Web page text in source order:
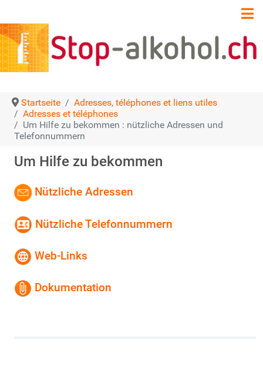
Startseite
Adresses, téléphones et liens utiles
Adresses et téléphones
Um Hilfe zu bekommen : nützliche Adressen und
Telefonnummern
Um Hilfe zu bekommen
Nützliche Adressen
Nützliche Telefonnummern
Web-Links
Dokumentation